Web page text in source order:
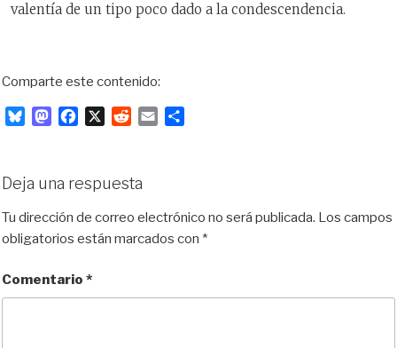
valentía de un tipo poco dado a la condescendencia.
Comparte este contenido:
s
k
y
M
o
d
o
b
o
o
X
d
i
t
r
t
Deja una respuesta
Tu dirección de correo electrónico no será publicada. Los campos
obligatorios están marcados con *
Comentario *